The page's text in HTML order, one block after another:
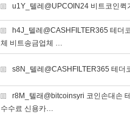
u1Y_텔레@UPCOIN24 비트코인퀵
h4J_텔레@CASHFILTER365 테더
체 비트송금업체 …
s8N_텔레@CASHFILTER365 테더
r8M_텔래@bitcoinsyri 코인손대손
수수료 신용카…